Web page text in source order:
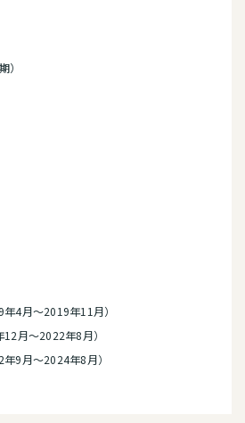
）
4月～2019年11月）
月～2022年8月）
9月～2024年8月）